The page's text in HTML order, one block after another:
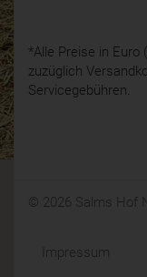
*Alle Preise in
zuzüglich
Servicegebühren.
© 2026 Salms Hof
Impressum